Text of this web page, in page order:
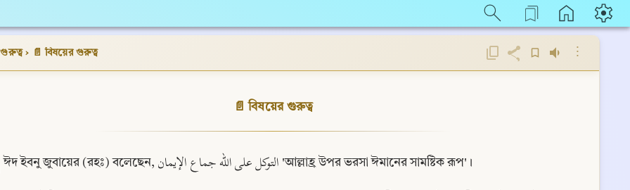
গুরুত্ব › 📄 বিষয়ের গুরুত্ব ⋮
📄 বিষয়ের গুরুত্ব
ঈদ ইবনু জুবায়ের (রহঃ) বলেছেন, التوكل على الله جماع الإيمان 'আল্লাহ্র উপর ভরসা ঈমানের সামষ্টিক রূপ'।